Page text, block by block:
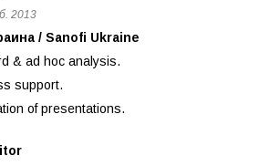
2013
/ Sanofi Ukraine
& ad hoc analysis.
support.
of presentations.